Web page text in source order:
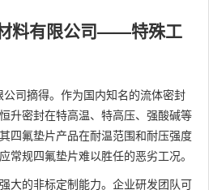
料有限公司——特殊工
司摘得。作为国内知名的流体密封
升密封在特高温、特高压、强酸碱等
四氟垫片产品在耐温范围和耐压强度
常规四氟垫片难以胜任的恶劣工况。
大的非标定制能力。企业研发团队可